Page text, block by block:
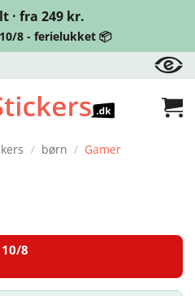
· fra 249 kr.
8 - ferielukket 📦
/ børn / Gamer
8